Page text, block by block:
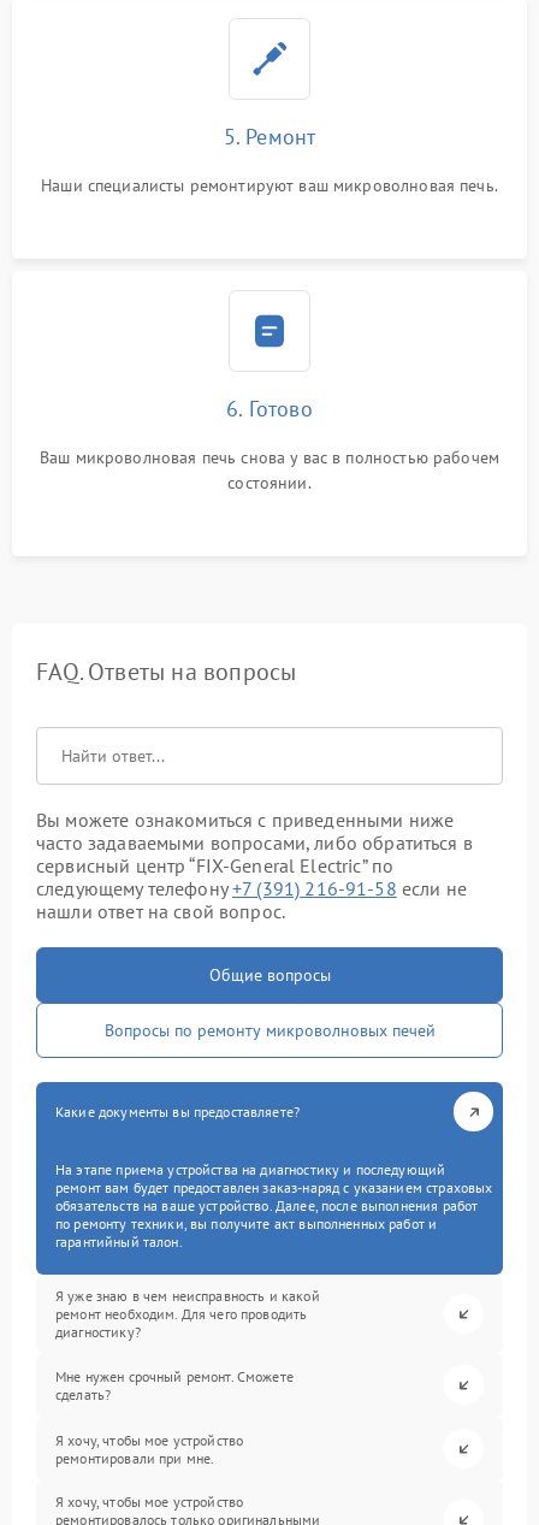
5. Ремонт
Наши специалисты ремонтируют ваш микроволновая печь.
6. Готово
Ваш микроволновая печь снова у вас в полностью рабочем
состоянии.
FAQ. Ответы на вопросы
Вы можете ознакомиться с приведенными ниже
часто задаваемыми вопросами, либо обратиться в
сервисный центр “FIX-General Electric” по
следующему телефону+7 (391) 216-91-58 если не
нашли ответ на свой вопрос.
Общие вопросы
Вопросы по ремонту микроволновых печей
Какие документы вы предоставляете?
На этапе приема устройства на диагностику и последующий
ремонт вам будет предоставлен заказ-наряд с указанием страховых
обязательств на ваше устройство. Далее, после выполнения работ
по ремонту техники, вы получите акт выполненных работ и
гарантийный талон.
Я уже знаю в чем неисправность и какой
ремонт необходим. Для чего проводить
диагностику?
Мне нужен срочный ремонт. Сможете
сделать?
Я хочу, чтобы мое устройство
ремонтировали при мне.
Я хочу, чтобы мое устройство
ремонтировалось только оригинальными